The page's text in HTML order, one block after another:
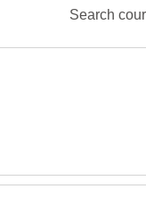
Search